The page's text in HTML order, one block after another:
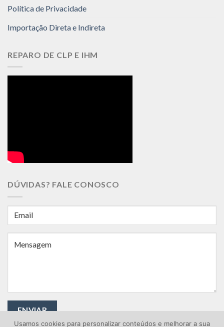
Política de Privacidade
Importação Direta e Indireta
REPARO DE CLP E IHM
DÚVIDAS? FALE CONOSCO
Usamos cookies para personalizar conteúdos e melhorar a sua